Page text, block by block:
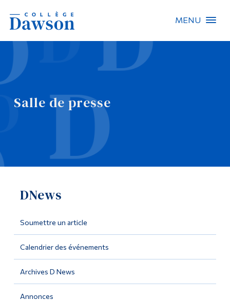
MENU
Salle de presse
DNews
Soumettre un article
Calendrier des événements
Archives D News
Annonces
Recherche sur le site
Recherche de personnes
EN
Omnivox
Outils